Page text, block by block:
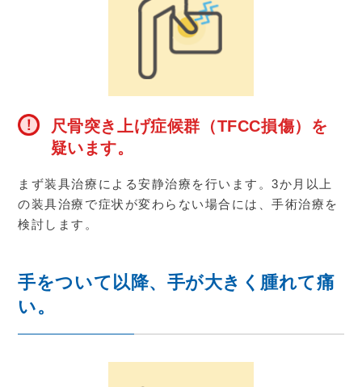
尺骨突き上げ症候群（TFCC損傷）を
疑います。
まず装具治療による安静治療を行います。3か月以上
の装具治療で症状が変わらない場合には、手術治療を
検討します。
手をついて以降、手が大きく腫れて痛
い。